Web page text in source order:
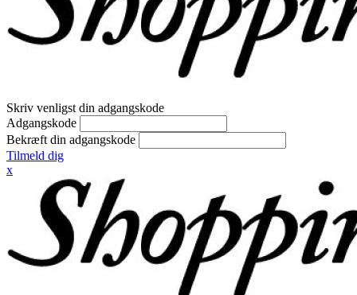
Skriv venligst din adgangskode
Adgangskode
Bekræft din adgangskode
Tilmeld dig
x